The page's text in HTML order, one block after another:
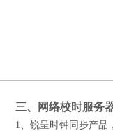
三、网络校时服务
1、锐呈时钟同步产品